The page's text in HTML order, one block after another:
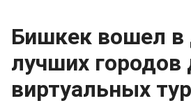
Бишкек вошел в
лучших городов
виртуальных